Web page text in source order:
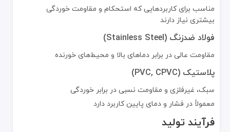
ANSI (مؤسسه ملی استاندارد آمریکا)
ASTM (انجمن آمریکایی برای آزمون و مواد)
ISO (سازمان بین‌المللی استانداردسازی)
NSF (بنیاد ملی بهداشت) برای کاربردهای آب آشامیدنی
CSA (انجمن استانداردهای کانادا) برای شیرآلات گازی
کاربردهای شیرآلات برنجی و گازی
این شیرآلات در صنایع و بخش‌های متعددی استفاده می‌شوند:
لوله‌کشی ساختمان‌ها
مناسب برای کاربردهایی که استحکام و مقاومت خوردگی
بیشتری نیاز دارند
فولاد ضدزنگ (Stainless Steel)
مقاومت عالی در برابر دماهای بالا و محیط‌های خورنده
پلاستیک (PVC, CPVC)
سبک، غیرفلزی و مقاومت نسبی در برابر خوردگی
معمولاً در فشار و دمای پایین کاربرد دارد
فرآیند تولید